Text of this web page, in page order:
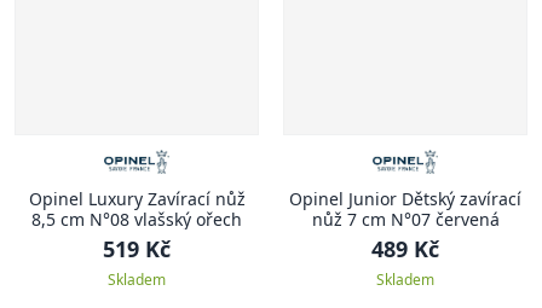
Opinel Luxury Zavírací nůž
8,5 cm N°08 vlašský ořech
519 Kč
Skladem
Opinel Junior Dětský zavírací
nůž 7 cm N°07 červená
489 Kč
Skladem